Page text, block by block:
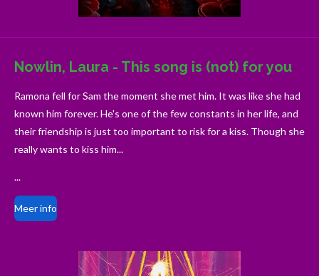
Nowlin, Laura - This song is (not) for you
Ramona fell for Sam the moment she met him. It was like she had
known him forever. He's one of the few constants in her life, and
their friendship is just too important to risk for a kiss. Though she
really wants to kiss him...
...
Meer info